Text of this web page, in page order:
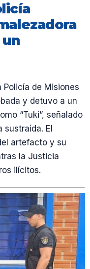
Policía de Misiones
y detuvo a un
“Tuki”, señalado
El
artefacto y su
la Justicia
ilícitos.